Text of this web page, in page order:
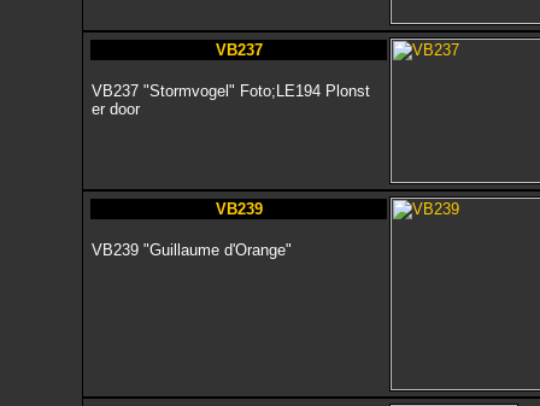
VB237
VB237 "Stormvogel" Foto;LE194 Plonst
er door
VB239
VB239 "Guillaume d'Orange"